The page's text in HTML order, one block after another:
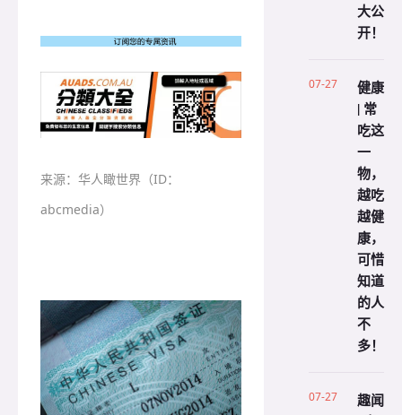
来源： 华人瞰世界（ID：
abcmedia）
大公
开！
07-27
健康
| 常
吃这
一
物，
越吃
越健
康，
可惜
知道
的人
不
多！
07-27
趣闻